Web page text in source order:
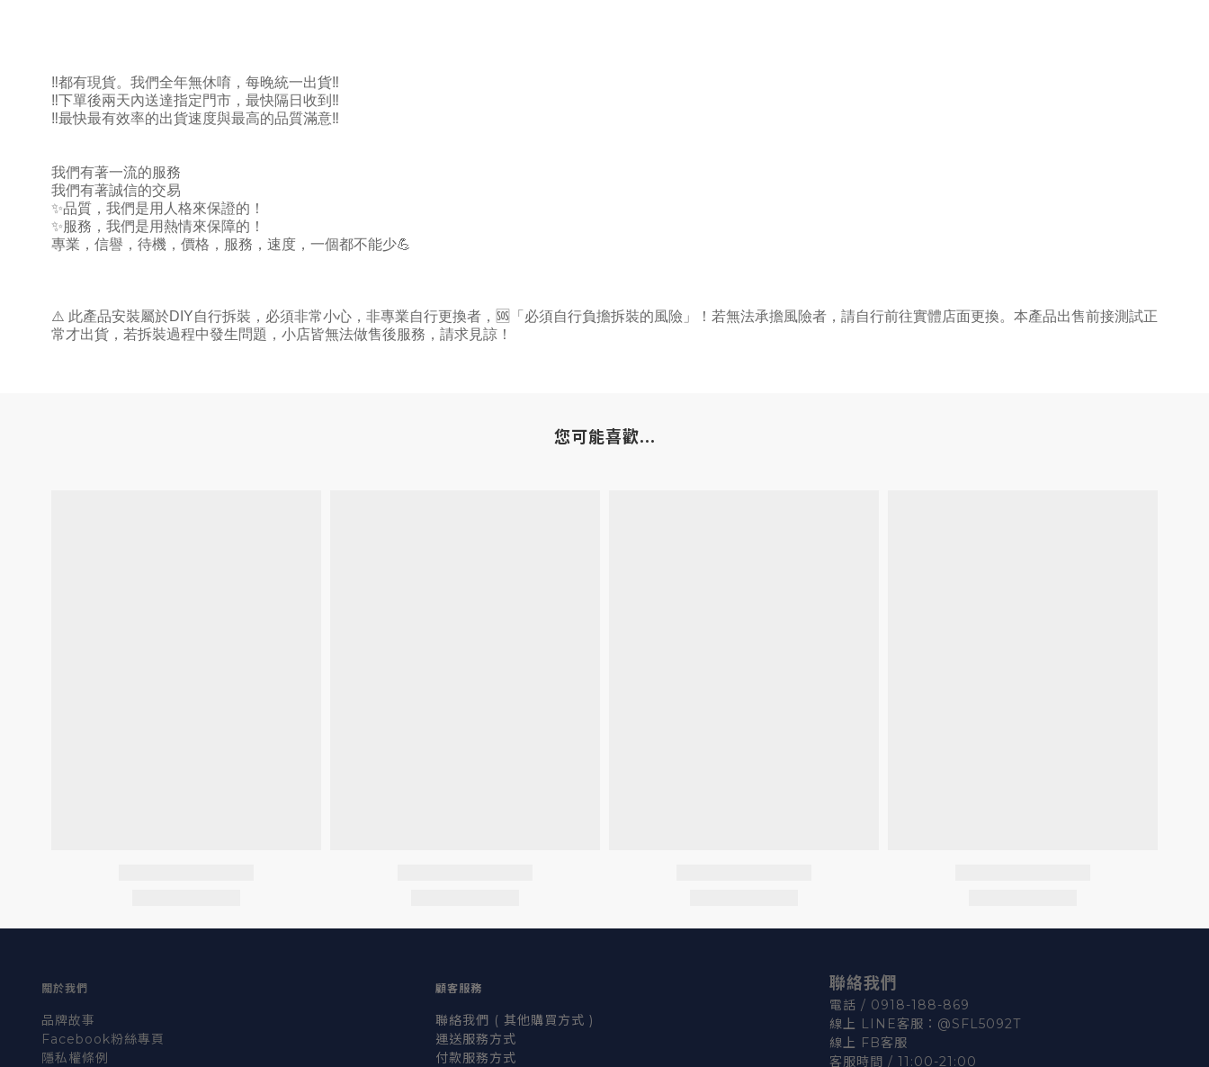
‼️都有現貨。我們全年無休唷，每晚統一出貨‼️
‼️下單後兩天內送達指定門市，最快隔日收到 ‼️
‼️最快最有效率的出貨速度與最高的品質滿意‼️
我們有著一流的服務
我們有著誠信的交易
✨品質，我們是用人格來保證的！
✨服務，我們是用熱情來保障的！
專業，信譽，待機，價格，服務，速度，一個都不能少💪
⚠ 此產品安裝屬於DIY自行拆裝，必須非常小心，非專業自行更換者， 🆘 「必須自行負擔拆裝的風險」！若無法承擔風險者，請自行前往實體店面更換。本產品出售前接測試正
常才出貨，若拆裝過程中發生問題，小店皆無法做售後服務，請求見諒！
您可能喜歡...
關於我們
品牌故事
Facebook粉絲專頁
隱私權條例
顧客服務
聯絡我們 ( 其他購買方式 )
運送服務方式
付款服務方式
聯絡我們
電話 / 0918-188-869
線上 LINE客服： @SFL5092T
線上 FB客服
客服時間 / 11:00-21:00